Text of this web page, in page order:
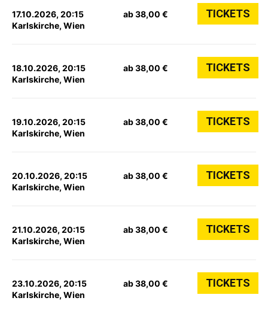
17.10.2026, 20:15
Karlskirche, Wien
ab 38,00 € TICKETS
18.10.2026, 20:15
Karlskirche, Wien
ab 38,00 € TICKETS
19.10.2026, 20:15
Karlskirche, Wien
ab 38,00 € TICKETS
20.10.2026, 20:15
Karlskirche, Wien
ab 38,00 € TICKETS
21.10.2026, 20:15
Karlskirche, Wien
ab 38,00 € TICKETS
23.10.2026, 20:15
Karlskirche, Wien
ab 38,00 € TICKETS